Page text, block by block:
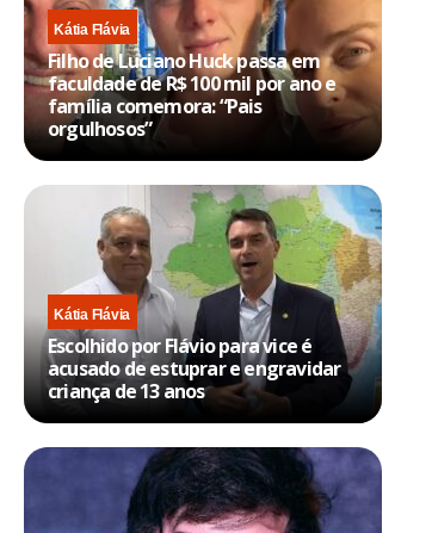
Kátia Flávia
Filho de Luciano Huck passa em
faculdade de R$ 100 mil por ano e
família comemora: “Pais
orgulhosos”
Kátia Flávia
Escolhido por Flávio para vice é
acusado de estuprar e engravidar
criança de 13 anos